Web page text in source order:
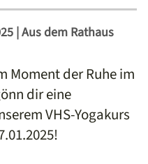
| Aus dem Rathaus
Moment der Ruhe im
dir eine
VHS-Yogakurs